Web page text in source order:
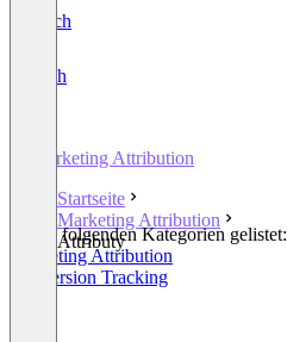
Deutsch
English
Marketing Attribution
Startseite
Marketing Attribution
Attributy
In den folgenden Kategorien gelistet:
Marketing Attribution
Conversion Tracking